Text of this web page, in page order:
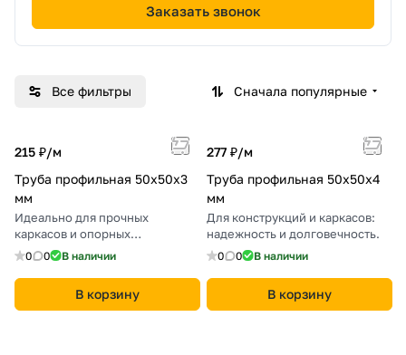
Заказать звонок
Все фильтры Сначала популярные
215 ₽/м
Труба профильная 50х50х3
мм
Идеально для прочных
каркасов и опорных
конструкций в строительстве.
0 0 В наличии
В корзину
277 ₽/м
Труба профильная 50х50х4
мм
Для конструкций и каркасов:
надежность и долговечность.
0 0 В наличии
В корзину